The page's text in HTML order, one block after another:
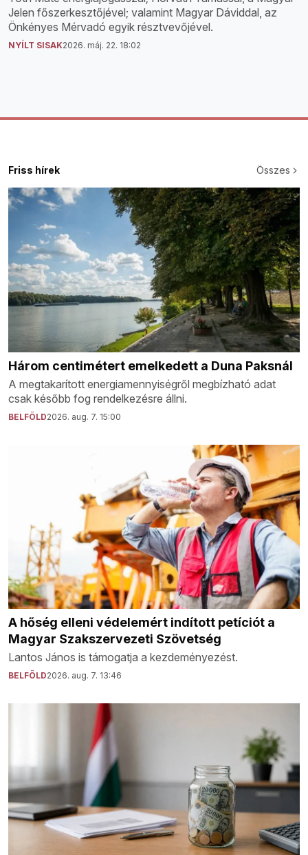
Jelen főszerkesztőjével; valamint Magyar Dáviddal, az
Önkényes Mérvadó egyik résztvevőjével.
NYÍLT SISAK2026. máj. 22. 18:02
Friss hírek Összes
Három centimétert emelkedett a Duna Paksnál
A megtakarított energiamennyiségről megbízható adat
csak később fog rendelkezésre állni.
BELFÖLD2026. aug. 7. 15:00
A hőség elleni védelemért indított petíciót a
Magyar Szakszervezeti Szövetség
Lantos János is támogatja a kezdeményezést.
BELFÖLD2026. aug. 7. 13:46